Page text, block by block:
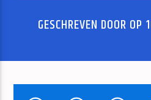
GESCHREVEN DOOR